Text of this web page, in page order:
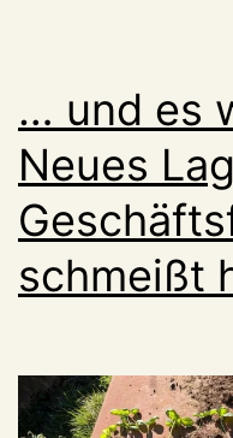
… und es
Neues
schmeißt